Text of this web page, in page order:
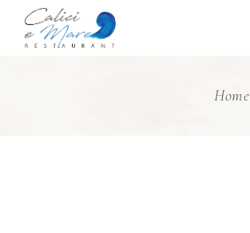
content
Home